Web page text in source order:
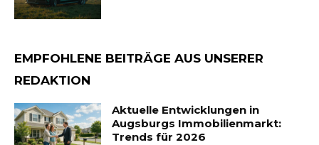
EMPFOHLENE BEITRÄGE AUS UNSERER
REDAKTION
Aktuelle Entwicklungen in
Augsburgs Immobilienmarkt:
Trends für 2026